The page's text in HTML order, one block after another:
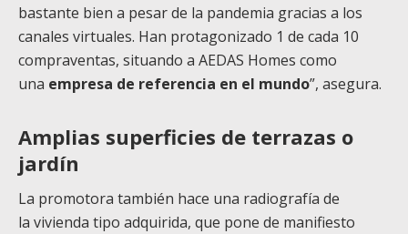
bastante bien a pesar de la pandemia gracias a los
canales virtuales. Han protagonizado 1 de cada 10
compraventas, situando a AEDAS Homes como
una empresa de referencia en el mundo”, asegura.
Amplias superficies de terrazas o
jardín
La promotora también hace una radiografía de
la vivienda tipo adquirida, que pone de manifiesto